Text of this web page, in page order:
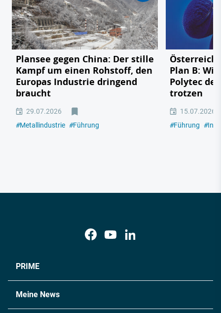
Plansee gegen China: Der stille
Kampf um einen Rohstoff, den
Europas Industrie dringend
braucht
29.07.2026
#Metallindustrie #Führung
Plan B:
Polytec
trotzen
15.07.2026
#Führung #
PRIME
Meine News